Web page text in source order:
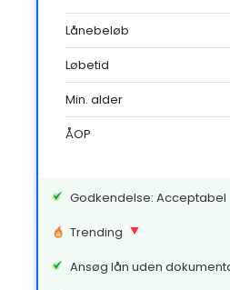
Lånebeløb
Løbetid
Min. alder
ÅOP
Godkendelse: Acceptabel
Trending
Ansøg lån uden